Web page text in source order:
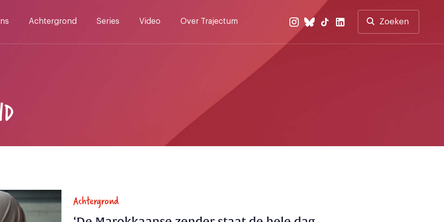
Achtergrond Series Video Over Trajectum Zoeken
Achtergrond